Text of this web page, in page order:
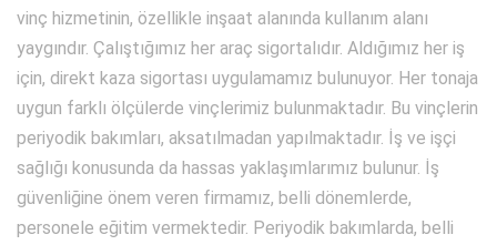
vinç hizmetinin, özellikle inşaat alanında kullanım alanı
yaygındır. Çalıştığımız her araç sigortalıdır. Aldığımız her iş
için, direkt kaza sigortası uygulamamız bulunuyor. Her tonaja
uygun farklı ölçülerde vinçlerimiz bulunmaktadır. Bu vinçlerin
periyodik bakımları, aksatılmadan yapılmaktadır. İş ve işçi
sağlığı konusunda da hassas yaklaşımlarımız bulunur. İş
güvenliğine önem veren firmamız, belli dönemlerde,
personele eğitim vermektedir. Periyodik bakımlarda, belli